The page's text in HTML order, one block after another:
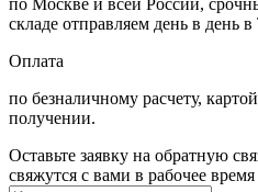
по Москве и всей России,
складе отправляем день в день
Оплата
по безналичному расчету,
получении.
Оставьте заявку на обратную
свяжутся с вами в рабочее время